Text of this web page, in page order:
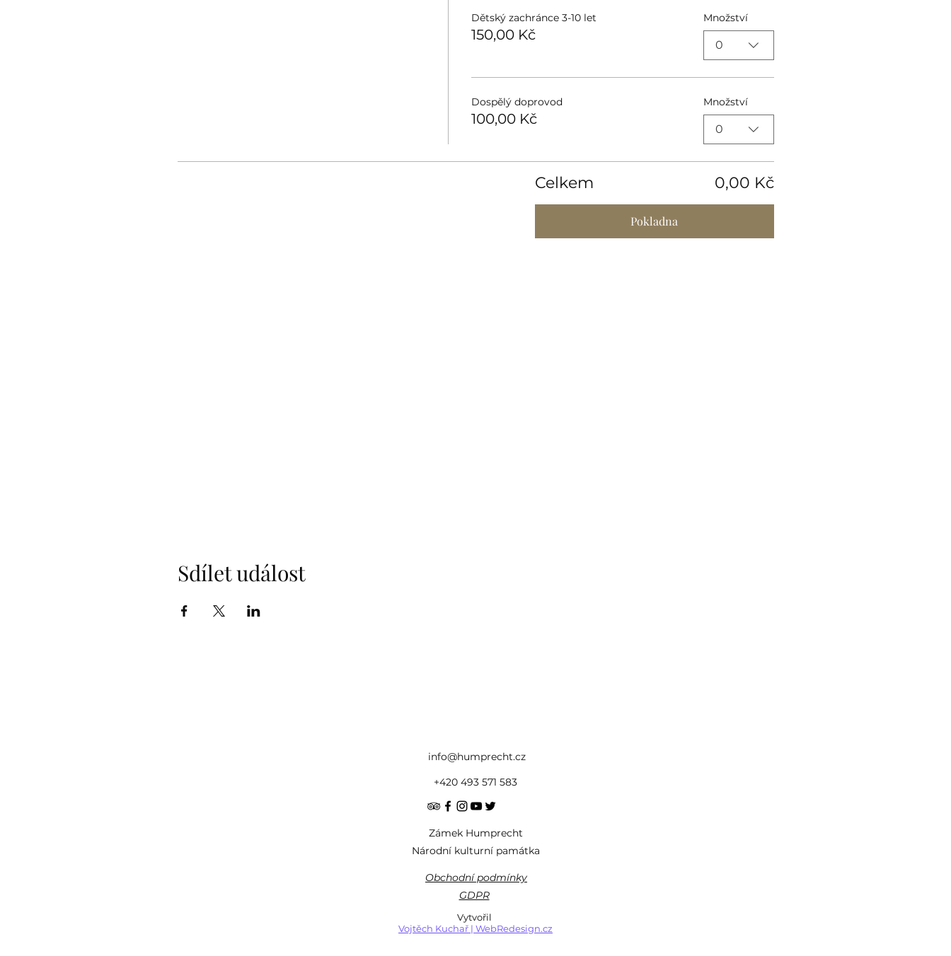
Dětský zachránce 3-10 let
150,00 Kč
Množství
0
Dospělý doprovod
100,00 Kč
Množství
0
Celkem 0,00 Kč
Pokladna
Sdílet událost
info@humprecht.cz
+420 493 571 583
Zámek Humprecht
Národní kulturní památka
Obchodní podmínky
GDPR
Vytvořil
Vojtěch Kuchař | WebRedesign.cz